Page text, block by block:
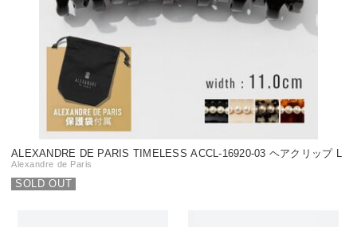
ALEXANDRE DE PARIS TIMELESS ACCL-16920-03 ヘアクリップ L
Alexandre de Paris
SOLD OUT